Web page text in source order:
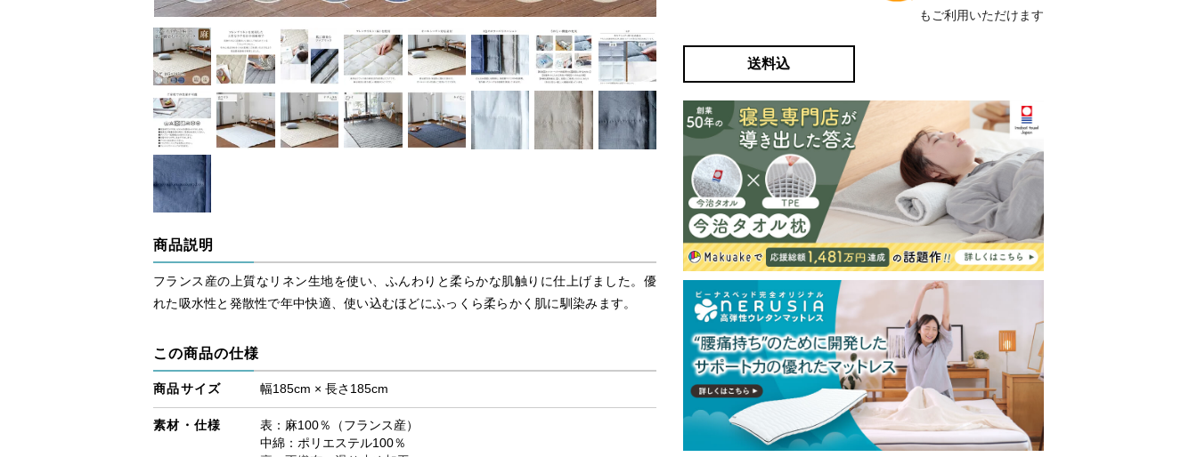
商品説明
フランス産の上質なリネン生地を使い、ふんわりと柔らかな肌触りに仕上げました。優
れた吸水性と発散性で年中快適、使い込むほどにふっくら柔らかく肌に馴染みます。
この商品の仕様
商品サイズ 幅185cm × 長さ185cm
素材・仕様
表：麻100％（フランス産）
中綿：ポリエステル100％
もご利用いただけます
送料込